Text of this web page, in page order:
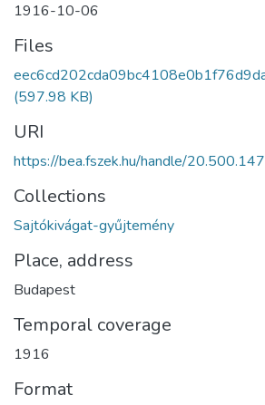
1916-10-06
Files
(597.98 KB)
URI
https://bea.fszek.hu/handle/
Collections
Sajtókivágat-gyűjtemény
Place, address
Budapest
Temporal coverage
1916
Format